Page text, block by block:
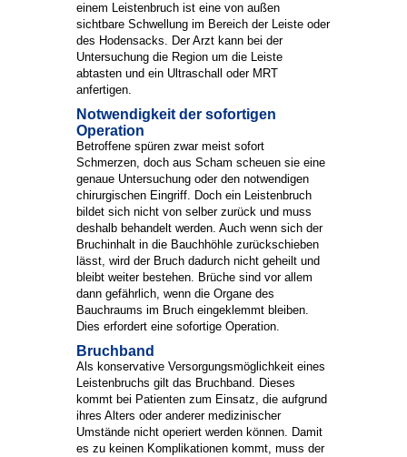
einem Leistenbruch ist eine von außen
sichtbare Schwellung im Bereich der Leiste oder
des Hodensacks. Der Arzt kann bei der
Untersuchung die Region um die Leiste
abtasten und ein Ultraschall oder MRT
anfertigen.
Notwendigkeit der sofortigen
Operation
Betroffene spüren zwar meist sofort
Schmerzen, doch aus Scham scheuen sie eine
genaue Untersuchung oder den notwendigen
chirurgischen Eingriff. Doch ein Leistenbruch
bildet sich nicht von selber zurück und muss
deshalb behandelt werden. Auch wenn sich der
Bruchinhalt in die Bauchhöhle zurückschieben
lässt, wird der Bruch dadurch nicht geheilt und
bleibt weiter bestehen. Brüche sind vor allem
dann gefährlich, wenn die Organe des
Bauchraums im Bruch eingeklemmt bleiben.
Dies erfordert eine sofortige Operation.
Bruchband
Als konservative Versorgungsmöglichkeit eines
Leistenbruchs gilt das Bruchband. Dieses
kommt bei Patienten zum Einsatz, die aufgrund
ihres Alters oder anderer medizinischer
Umstände nicht operiert werden können. Damit
es zu keinen Komplikationen kommt, muss der